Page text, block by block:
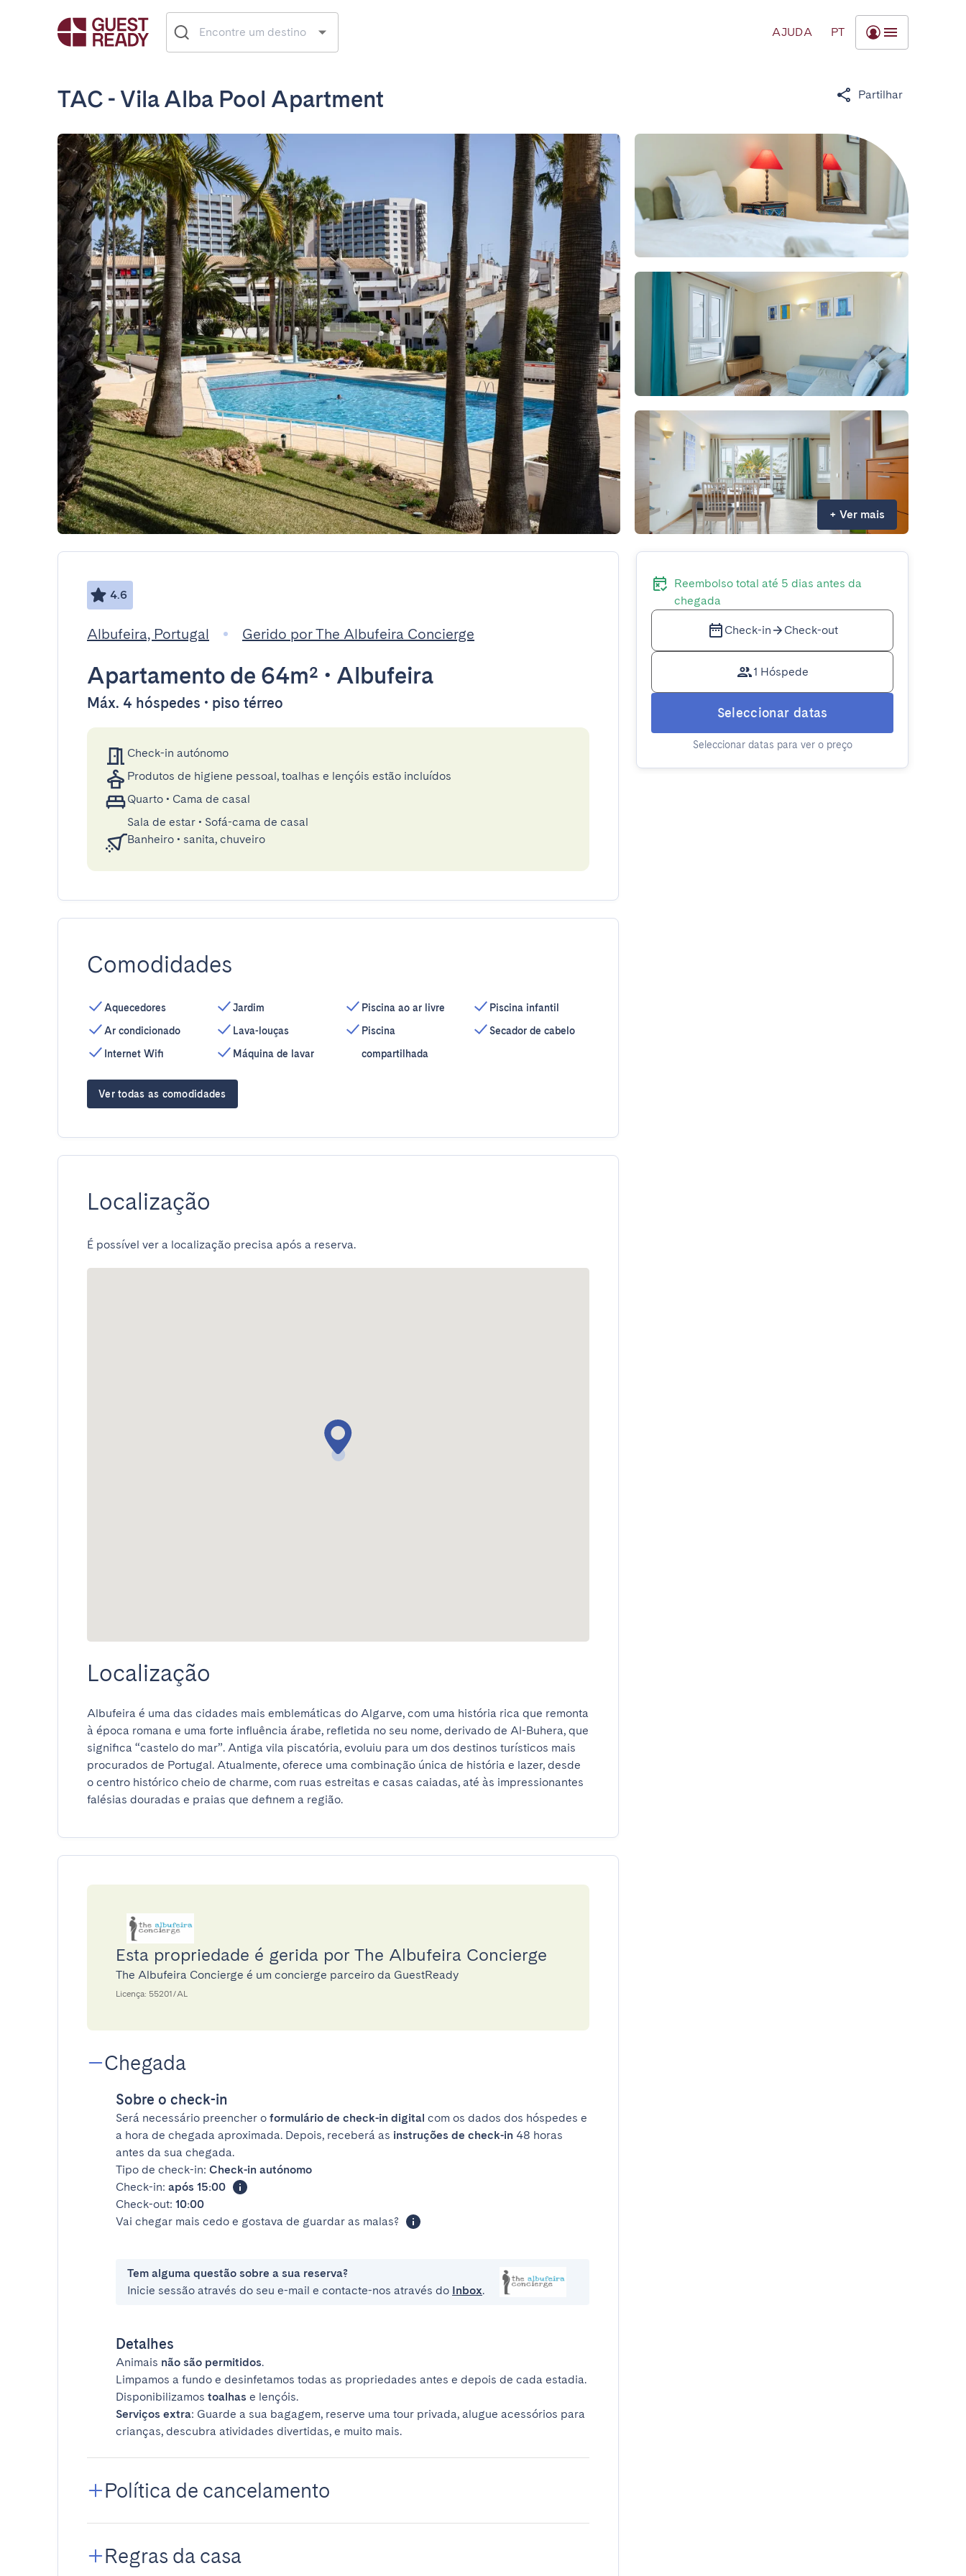
AJUDA PT
TAC - Vila Alba Pool Apartment Partilhar
+ Ver mais
4.6
Albufeira, Portugal Gerido por The Albufeira Concierge
Apartamento de 64m² • Albufeira
Máx. 4 hóspedes • piso térreo
Check-in autónomo
Produtos de higiene pessoal, toalhas e lençóis estão incluídos
Quarto • Cama de casal
Sala de estar • Sofá-cama de casal
Banheiro • sanita, chuveiro
Comodidades
Aquecedores
Ar condicionado
Internet Wifi
Jardim
Lava-louças
Máquina de lavar
Piscina ao ar livre
Piscina
compartilhada
Piscina infantil
Secador de cabelo
Ver todas as comodidades
Localização
É possível ver a localização precisa após a reserva.
Localização
Albufeira é uma das cidades mais emblemáticas do Algarve, com uma história rica que remonta
à época romana e uma forte influência árabe, refletida no seu nome, derivado de Al-Buhera, que
significa “castelo do mar”. Antiga vila piscatória, evoluiu para um dos destinos turísticos mais
procurados de Portugal. Atualmente, oferece uma combinação única de história e lazer, desde
o centro histórico cheio de charme, com ruas estreitas e casas caiadas, até às impressionantes
falésias douradas e praias que definem a região.
Esta propriedade é gerida por The Albufeira Concierge
The Albufeira Concierge é um concierge parceiro da GuestReady
Licença: 55201/AL
Chegada
Sobre o check-in
Será necessário preencher o formulário de check-in digital com os dados dos hóspedes e
a hora de chegada aproximada. Depois, receberá as instruções de check-in 48 horas
antes da sua chegada.
Tipo de check-in: Check-in autónomo
Check-in: após 15:00
Check-out: 10:00
Vai chegar mais cedo e gostava de guardar as malas?
Tem alguma questão sobre a sua reserva?
Inicie sessão através do seu e-mail e contacte-nos através do Inbox.
Detalhes
Animais não são permitidos.
Limpamos a fundo e desinfetamos todas as propriedades antes e depois de cada estadia.
Disponibilizamos toalhas e lençóis.
Serviços extra: Guarde a sua bagagem, reserve uma tour privada, alugue acessórios para
crianças, descubra atividades divertidas, e muito mais.
Política de cancelamento
Regras da casa
Reembolso total até 5 dias antes da
chegada
Check-in Check-out
1 Hóspede
Seleccionar datas
Seleccionar datas para ver o preço